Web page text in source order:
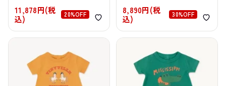
11,878円(税
込)
20%OFF
8,890円(税
込)
30%OFF